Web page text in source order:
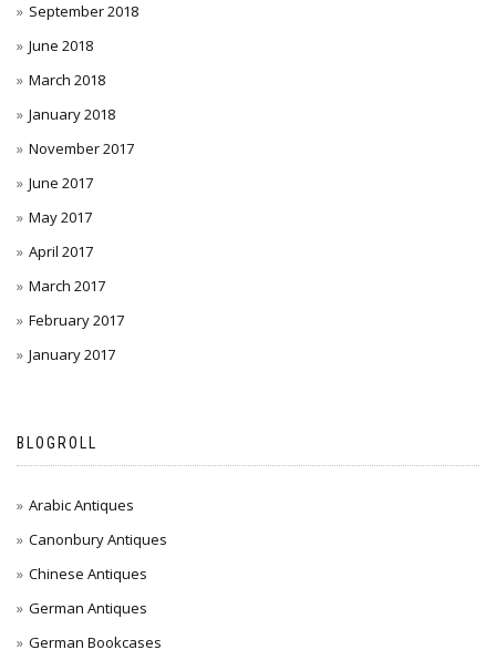
September 2018
June 2018
March 2018
January 2018
November 2017
June 2017
May 2017
April 2017
March 2017
February 2017
January 2017
BLOGROLL
Arabic Antiques
Canonbury Antiques
Chinese Antiques
German Antiques
German Bookcases